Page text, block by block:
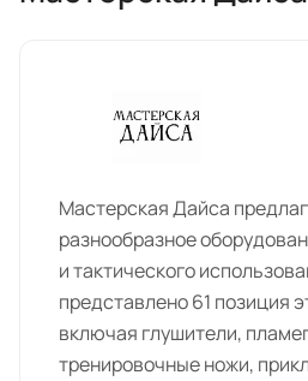
Мастерская Дайса
разнообразное
и тактического
представлено 61 позиция
включая глушители,
тренировочные ножи,